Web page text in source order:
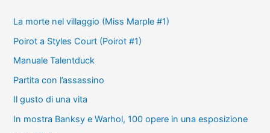
La morte nel villaggio (Miss Marple #1)
Poirot a Styles Court (Poirot #1)
Manuale Talentduck
Partita con l’assassino
Il gusto di una vita
In mostra Banksy e Warhol, 100 opere in una esposizione